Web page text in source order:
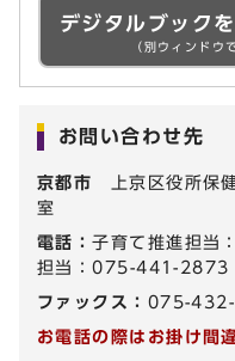
デジタルブック
（別ウィンドウ
お問い合わせ先
京都市 上京区役所保
室
電話：子育て推進担当
担当：075-441-2873
ファックス： 075-
お電話の際はお掛け間